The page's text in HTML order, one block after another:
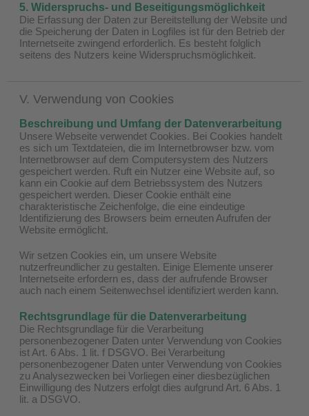
5. Widerspruchs- und Beseitigungsmöglichkeit
Die Erfassung der Daten zur Bereitstellung der Website und
die Speicherung der Daten in Logfiles ist für den Betrieb der
Internetseite zwingend erforderlich. Es besteht folglich
seitens des Nutzers keine Widerspruchsmöglichkeit.
V. Verwendung von Cookies
Beschreibung und Umfang der Datenverarbeitung
Unsere Webseite verwendet Cookies. Bei Cookies handelt
es sich um Textdateien, die im Internetbrowser bzw. vom
Internetbrowser auf dem Computersystem des Nutzers
gespeichert werden. Ruft ein Nutzer eine Website auf, so
kann ein Cookie auf dem Betriebssystem des Nutzers
gespeichert werden. Dieser Cookie enthält eine
charakteristische Zeichenfolge, die eine eindeutige
Identifizierung des Browsers beim erneuten Aufrufen der
Website ermöglicht.
Wir setzen Cookies ein, um unsere Website
nutzerfreundlicher zu gestalten. Einige Elemente unserer
Internetseite erfordern es, dass der aufrufende Browser
auch nach einem Seitenwechsel identifiziert werden kann.
Rechtsgrundlage für die Datenverarbeitung
Die Rechtsgrundlage für die Verarbeitung
personenbezogener Daten unter Verwendung von Cookies
ist Art. 6 Abs. 1 lit. f DSGVO. Bei Verarbeitung
personenbezogener Daten unter Verwendung von Cookies
zu Analysezwecken bei Vorliegen einer diesbezüglichen
Einwilligung des Nutzers erfolgt dies aufgrund Art. 6 Abs. 1
lit. a DSGVO.